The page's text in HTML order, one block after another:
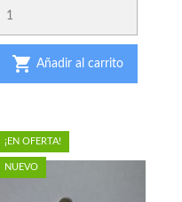
 Añadir al carrito
¡EN OFERTA!
NUEVO